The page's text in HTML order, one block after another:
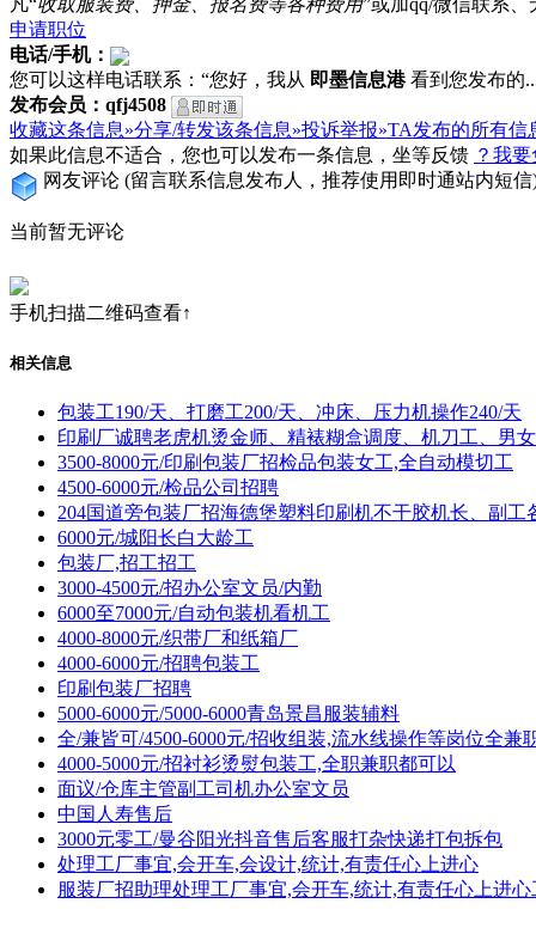
申请职位
电话/手机：
您可以这样电话联系：“您好，我从 即墨信息港看到您发布的
发布会员：qfj4508
收藏这条信息»分享/转发该条信息»投诉举报»TA发布的所有信
如果此信息不适合，您也可以发布一条信息，坐等反馈 ？我
网友评论 (留言联系信息发布人，推荐使用即时通站内短信
当前暂无评论
手机扫描二维码查看↑
相关信息
包装工190/天、打磨工200/天、冲床、压力机操作240/天
印刷厂诚聘老虎机烫金师、精裱糊盒调度、机刀工、男
3500-8000元/印刷包装厂招检品包装女工,全自动模切工
4500-6000元/检品公司招聘
204国道旁包装厂招海德堡塑料印刷机不干胶机长、副工
6000元/城阳长白大龄工
包装厂,招工招工
3000-4500元/招办公室文员/内勤
6000至7000元/自动包装机看机工
4000-8000元/织带厂和纸箱厂
4000-6000元/招聘包装工
印刷包装厂招聘
5000-6000元/5000-6000青岛景昌服装辅料
全/兼皆可/4500-6000元/招收组装,流水线操作等岗位全兼
4000-5000元/招衬衫烫熨包装工,全职兼职都可以
面议/仓库主管副工司机办公室文员
中国人寿售后
3000元零工/曼谷阳光抖音售后客服打杂快递打包拆包
处理工厂事宜,会开车,会设计,统计,有责任心上进心
服装厂招助理处理工厂事宜,会开车,统计,有责任心上进心